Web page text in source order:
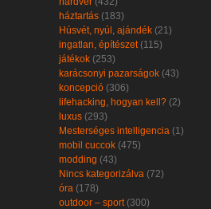
háztartás (183)
Húsvét, nyúl, ajándék (21)
ingatlan, építészet(115)
játékok (253)
karácsonyi pazarságok (43)
koncepció (306)
lifehacking, hogyan kell? (2)
luxus (293)
Mesterséges intelligencia (1)
mobil cuccok (475)
modding (43)
Nincs kategorizálva (72)
óra (178)
outdoor – sport(300)